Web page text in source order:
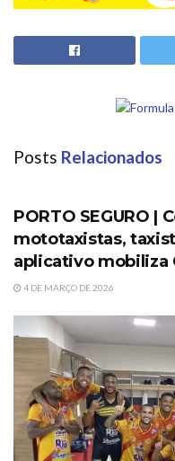
Posts Relacionados
PORTO SEGURO |
mototaxistas,
aplicativo mobiliza
4 DE MARÇO DE 2026